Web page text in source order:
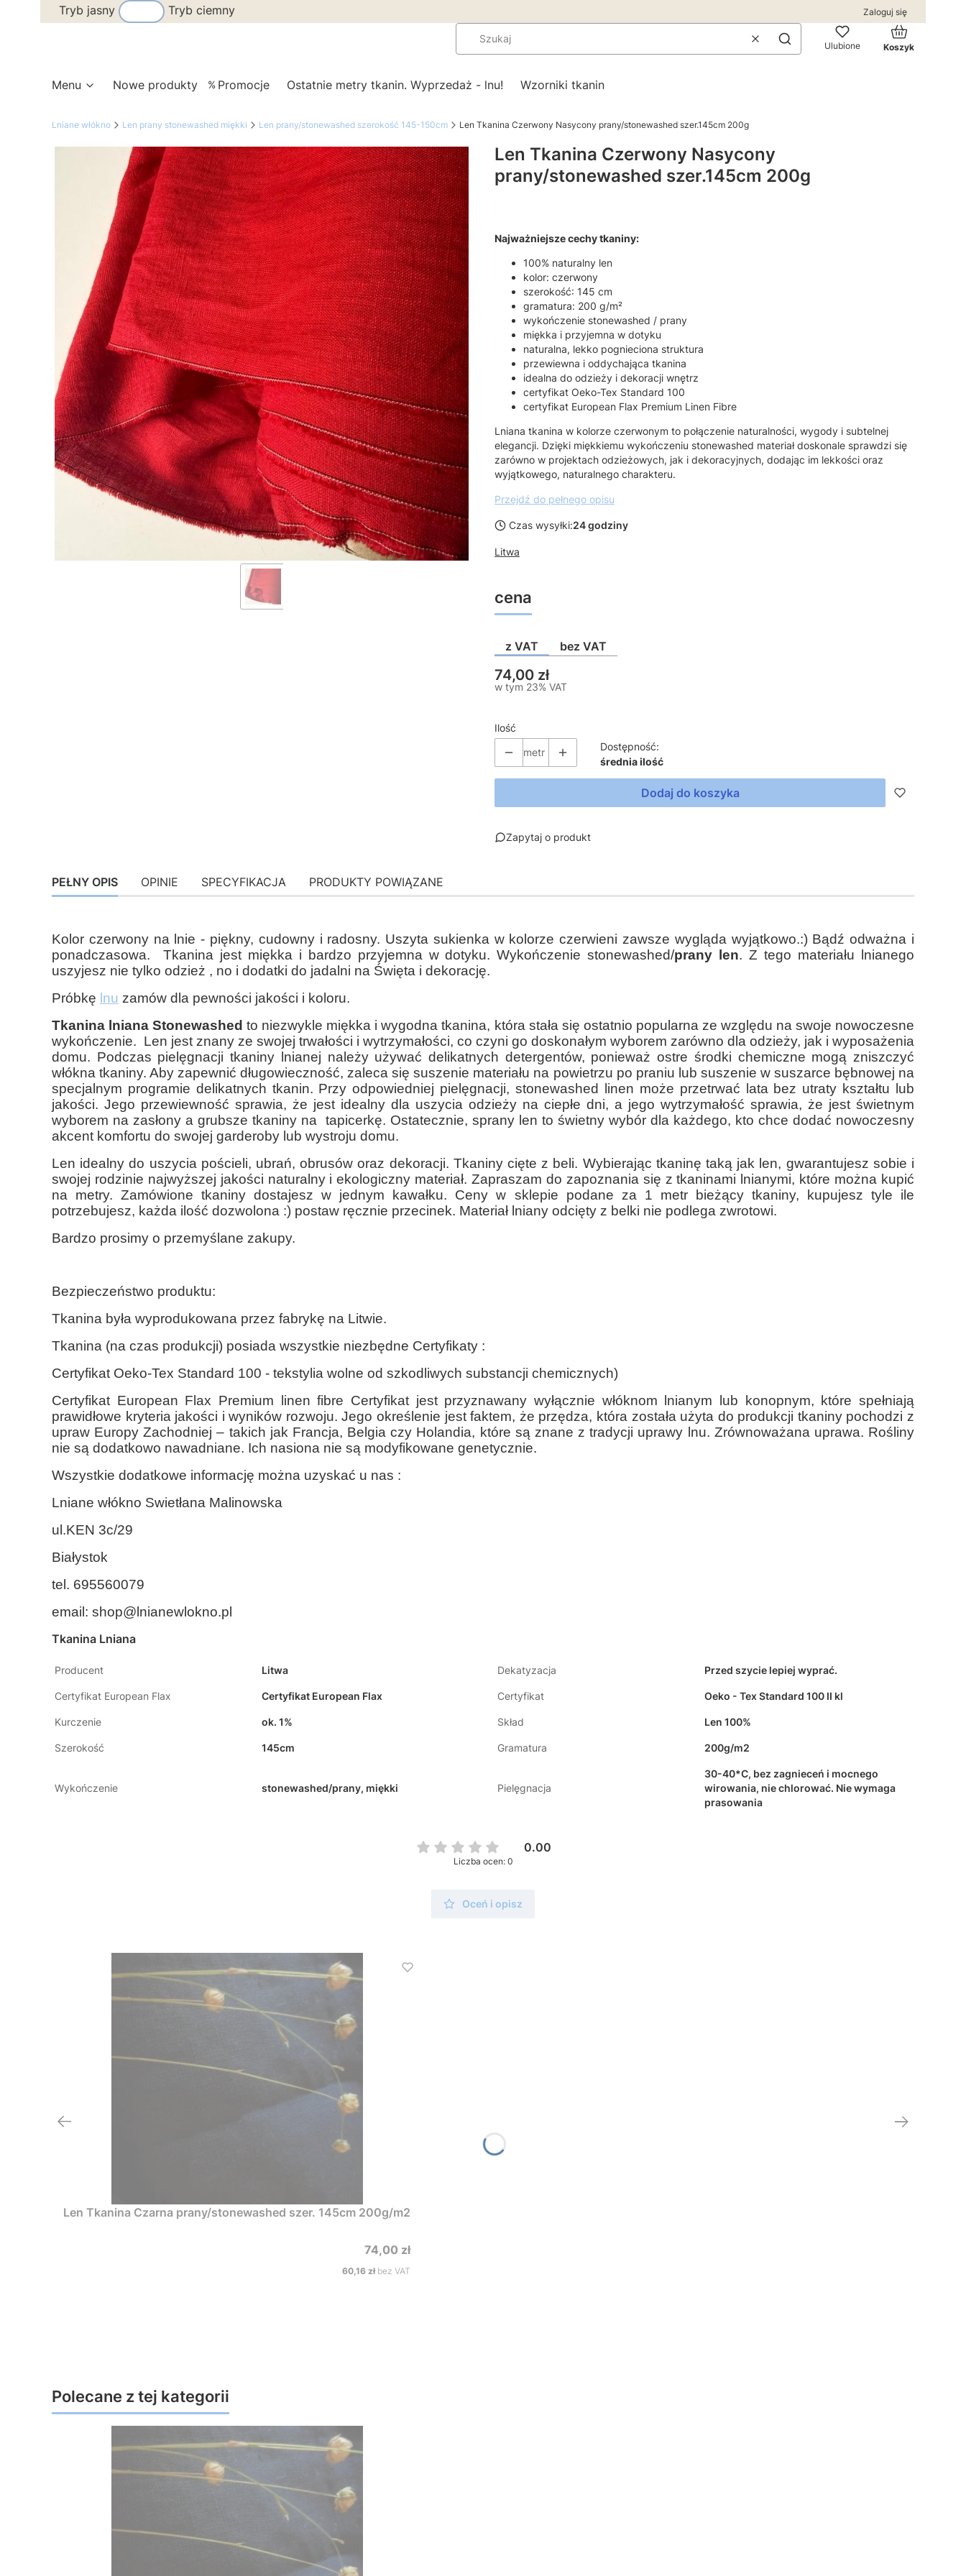
Tryb jasny Tryb ciemny Zaloguj się
WyczyśćSzukaj Ulubione
Produkty w
Koszyk
Menu Nowe produkty Promocje Ostatnie metry tkanin. Wyprzedaż - lnu! Wzorniki tkanin
Lniane włókno Len prany stonewashed miękki Len prany/stonewashed szerokość 145-150cm Len Tkanina Czerwony Nasycony prany/stonewashed szer.145cm 200g
Len Tkanina Czerwony Nasycony
prany/stonewashed szer.145cm 200g
Najważniejsze cechy tkaniny:
100% naturalny len
kolor: czerwony
szerokość: 145 cm
gramatura: 200 g/m²
wykończenie stonewashed / prany
miękka i przyjemna w dotyku
naturalna, lekko pognieciona struktura
przewiewna i oddychająca tkanina
idealna do odzieży i dekoracji wnętrz
certyfikat Oeko-Tex Standard 100
certyfikat European Flax Premium Linen Fibre
Lniana tkanina w kolorze czerwonym to połączenie naturalności, wygody i subtelnej
elegancji. Dzięki miękkiemu wykończeniu stonewashed materiał doskonale sprawdzi się
zarówno w projektach odzieżowych, jak i dekoracyjnych, dodając im lekkości oraz
wyjątkowego, naturalnego charakteru.
Przejdź do pełnego opisu
Czas wysyłki:24 godziny
Litwa
cena
z VAT bez VAT
Cena
74,00 zł
w tym 23% VAT
w tym 23% VAT
Ilość
metr
Dostępność:
średnia ilość
Dodaj do koszyka
Zapytaj o produkt
PEŁNY OPIS OPINIE SPECYFIKACJA PRODUKTY POWIĄZANE
Kolor czerwony na lnie - piękny, cudowny i radosny. Uszyta sukienka w kolorze czerwieni zawsze wygląda wyjątkowo.:) Bądź odważna i
ponadczasowa. Tkanina jest miękka i bardzo przyjemna w dotyku. Wykończenie stonewashed/prany len. Z tego materiału lnianego
uszyjesz nie tylko odzież , no i dodatki do jadalni na Święta i dekorację.
Próbkę lnu zamów dla pewności jakości i koloru.
Tkanina lniana Stonewashed to niezwykle miękka i wygodna tkanina, która stała się ostatnio popularna ze względu na swoje nowoczesne
wykończenie. Len jest znany ze swojej trwałości i wytrzymałości, co czyni go doskonałym wyborem zarówno dla odzieży, jak i wyposażenia
domu. Podczas pielęgnacji tkaniny lnianej należy używać delikatnych detergentów, ponieważ ostre środki chemiczne mogą zniszczyć
włókna tkaniny. Aby zapewnić długowieczność, zaleca się suszenie materiału na powietrzu po praniu lub suszenie w suszarce bębnowej na
specjalnym programie delikatnych tkanin. Przy odpowiedniej pielęgnacji, stonewashed linen może przetrwać lata bez utraty kształtu lub
jakości. Jego przewiewność sprawia, że jest idealny dla uszycia odzieży na ciepłe dni, a jego wytrzymałość sprawia, że jest świetnym
wyborem na zasłony a grubsze tkaniny na tapicerkę. Ostatecznie, sprany len to świetny wybór dla każdego, kto chce dodać nowoczesny
akcent komfortu do swojej garderoby lub wystroju domu.
Len idealny do uszycia pościeli, ubrań, obrusów oraz dekoracji. Tkaniny cięte z beli. Wybierając tkaninę taką jak len, gwarantujesz sobie i
swojej rodzinie najwyższej jakości naturalny i ekologiczny materiał. Zapraszam do zapoznania się z tkaninami lnianymi, które można kupić
na metry. Zamówione tkaniny dostajesz w jednym kawałku. Ceny w sklepie podane za 1 metr bieżący tkaniny, kupujesz tyle ile
potrzebujesz, każda ilość dozwolona :) postaw ręcznie przecinek. Materiał lniany odcięty z belki nie podlega zwrotowi.
Bardzo prosimy o przemyślane zakupy.
Bezpieczeństwo produktu:
Tkanina była wyprodukowana przez fabrykę na Litwie.
Tkanina (na czas produkcji) posiada wszystkie niezbędne Certyfikaty :
Certyfikat Oeko-Tex Standard 100 - tekstylia wolne od szkodliwych substancji chemicznych)
Certyfikat European Flax Premium linen fibre Certyfikat jest przyznawany wyłącznie włóknom lnianym lub konopnym, które spełniają
prawidłowe kryteria jakości i wyników rozwoju. Jego określenie jest faktem, że przędza, która została użyta do produkcji tkaniny pochodzi z
upraw Europy Zachodniej – takich jak Francja, Belgia czy Holandia, które są znane z tradycji uprawy lnu. Zrównoważana uprawa. Rośliny
nie są dodatkowo nawadniane. Ich nasiona nie są modyfikowane genetycznie.
Wszystkie dodatkowe informację można uzyskać u nas :
Lniane włókno Swietłana Malinowska
ul.KEN 3c/29
Białystok
tel. 695560079
email: shop@lnianewlokno.pl
Tkanina Lniana
Producent Litwa Dekatyzacja Przed szycie lepiej wyprać.
Certyfikat European Flax Certyfikat European Flax Certyfikat Oeko - Tex Standard 100 II kl
Kurczenie ok. 1% Skład Len 100%
Szerokość 145cm Gramatura 200g/m2
Wykończenie stonewashed/prany, miękki Pielęgnacja
30-40*C, bez zagnieceń i mocnego
wirowania, nie chlorować. Nie wymaga
prasowania
0.00
Liczba ocen: 0
Oceń i opisz
Len Tkanina Czarna prany/stonewashed szer. 145cm 200g/m2
Cena
74,00 zł
Cena
60,16 zł bez VAT
Polecane z tej kategorii